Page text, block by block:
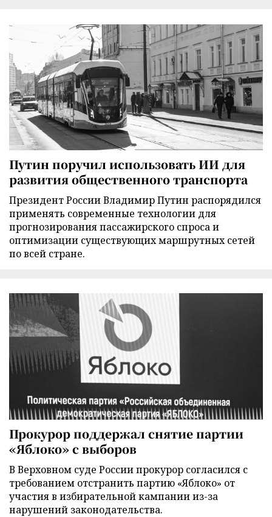
Путин поручил использовать ИИ для
развития общественного транспорта
Президент России Владимир Путин распорядился
применять современные технологии для
прогнозирования пассажирского спроса и
оптимизации существующих маршрутных сетей
по всей стране.
Прокурор поддержал снятие партии
«Яблоко» с выборов
В Верховном суде России прокурор согласился с
требованием отстранить партию «Яблоко» от
участия в избирательной кампании из-за
нарушений законодательства.